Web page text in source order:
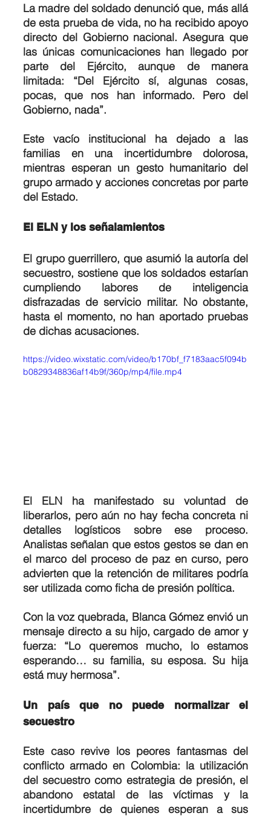
La madre del soldado denunció que, más allá
de esta prueba de vida, no ha recibido apoyo
directo del Gobierno nacional. Asegura que
las únicas comunicaciones han llegado por
parte del Ejército, aunque de manera
limitada: “Del Ejército sí, algunas cosas,
pocas, que nos han informado. Pero del
Gobierno, nada”.
Este vacío institucional ha dejado a las
familias en una incertidumbre dolorosa,
mientras esperan un gesto humanitario del
grupo armado y acciones concretas por parte
del Estado.
El ELN y los señalamientos
El grupo guerrillero, que asumió la autoría del
secuestro, sostiene que los soldados estarían
cumpliendo labores de inteligencia
disfrazadas de servicio militar. No obstante,
hasta el momento, no han aportado pruebas
de dichas acusaciones.
https://video.wixstatic.com/video/b170bf_f7183aac5f094b
b0829348836af14b9f/360p/mp4/file.mp4
El ELN ha manifestado su voluntad de
liberarlos, pero aún no hay fecha concreta ni
detalles logísticos sobre ese proceso.
Analistas señalan que estos gestos se dan en
el marco del proceso de paz en curso, pero
advierten que la retención de militares podría
ser utilizada como ficha de presión política.
Con la voz quebrada, Blanca Gómez envió un
mensaje directo a su hijo, cargado de amor y
fuerza: “Lo queremos mucho, lo estamos
esperando… su familia, su esposa. Su hija
está muy hermosa”.
Un país que no puede normalizar el
secuestro
Este caso revive los peores fantasmas del
conflicto armado en Colombia: la utilización
del secuestro como estrategia de presión, el
abandono estatal de las víctimas y la
incertidumbre de quienes esperan a sus